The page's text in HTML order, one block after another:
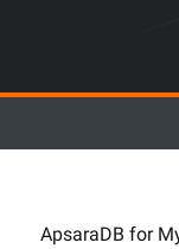
ApsaraDB for
고충
AI 서